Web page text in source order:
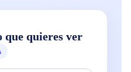
que quieres ver